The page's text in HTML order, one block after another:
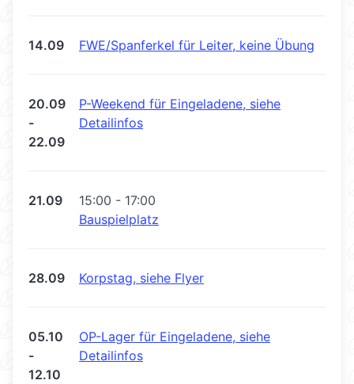
14.09 FWE/Spanferkel für Leiter, keine Übung
20.09
-
22.09
P-Weekend für Eingeladene, siehe
Detailinfos
21.09
15:00 - 17:00
Bauspielplatz
28.09 Korpstag, siehe Flyer
05.10
-
12.10
OP-Lager für Eingeladene, siehe
Detailinfos